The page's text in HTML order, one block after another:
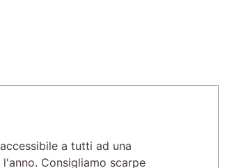
a tutti ad una
Consigliamo scarpe